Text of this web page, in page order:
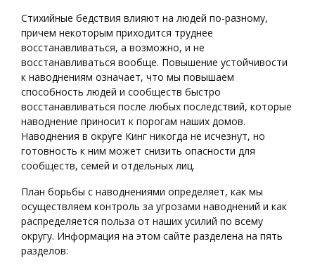
Стихийные бедствия влияют на людей по-разному,
причем некоторым приходится труднее
восстанавливаться, а возможно, и не
восстанавливаться вообще. Повышение устойчивости
к наводнениям означает, что мы повышаем
способность людей и сообществ быстро
восстанавливаться после любых последствий, которые
наводнение приносит к порогам наших домов.
Наводнения в округе Кинг никогда не исчезнут, но
готовность к ним может снизить опасности для
сообществ, семей и отдельных лиц.
План борьбы с наводнениями определяет, как мы
осуществляем контроль за угрозами наводнений и как
распределяется польза от наших усилий по всему
округу. Информация на этом сайте разделена на пять
разделов: